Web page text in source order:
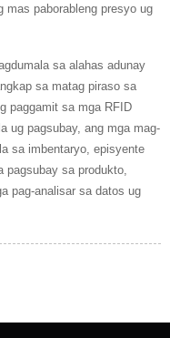
mas paborableng presyo ug
sa alahas adunay
sa matag piraso sa
paggamit sa mga RFID
ug pagsubay, ang mga mag-
sa imbentaryo, episyente
pagsubay sa produkto,
pag-analisar sa datos ug